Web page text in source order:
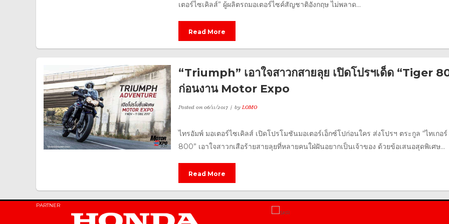
เตอร์ไซเคิลส์” ผู้ผลิตรถมอเตอร์ไซค์สัญชาติอังกฤษ ไม่พลาด...
Read More
“Triumph” เอาใจสาวกสายลุย เปิดโปรฯเด็ด “Tiger
ก่อนงาน Motor Expo
Posted on06/11/2017 byLOMO
ไทรอัมพ์ มอเตอร์ไซเคิลส์ เปิดโปรโมชันมอเตอร์เอ็กซ์โปก่อนใคร ส่งโปรฯ ตระกูล “ไทเกอร์
800” เอาใจสาวกเสือร้ายสายลุยที่หลายคนใฝ่ฝันอยากเป็นเจ้าของ ด้วยข้อเสนอสุดพิเศษ...
Read More
PARTNER